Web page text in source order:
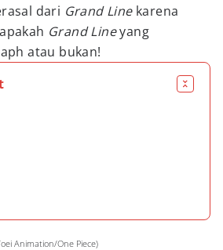
dari Grand Line karena
Grand Lineyang
atau bukan!
Animation/One Piece)